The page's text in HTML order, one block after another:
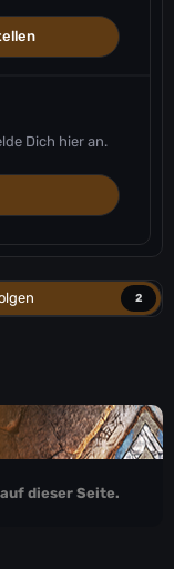
Dich hier an.
2
dieser Seite.